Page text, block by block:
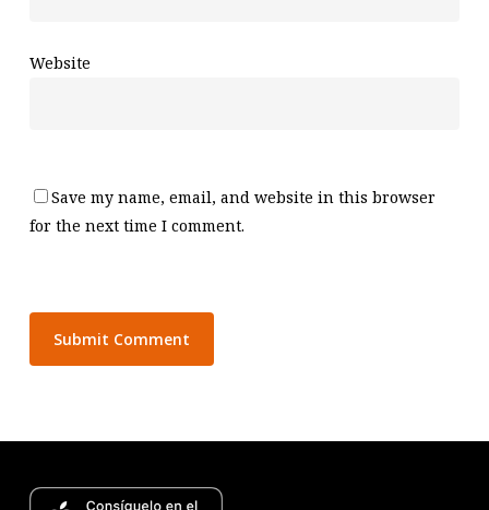
Website
Save my name, email, and website in this browser
for the next time I comment.